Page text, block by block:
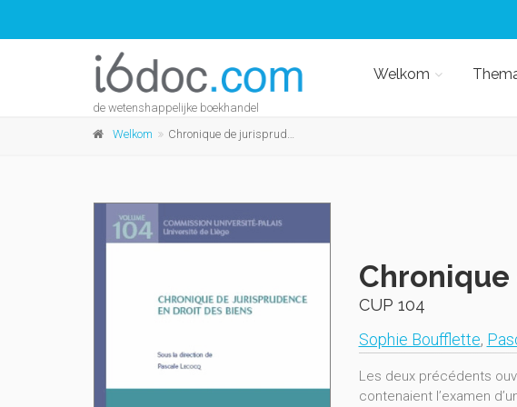
de wetenshappelijke boekhandel
Welkom
Welkom Chronique de jurisprudence en droit des biens
CUP 104
Sophie Boufflette,
Les deux précédents
contenaient l’examen